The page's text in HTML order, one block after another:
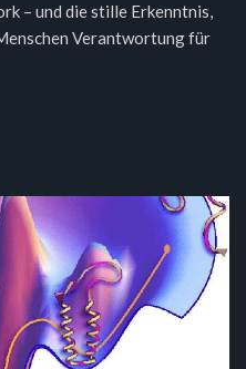
– und die stille Erkenntnis,
Verantwortung für